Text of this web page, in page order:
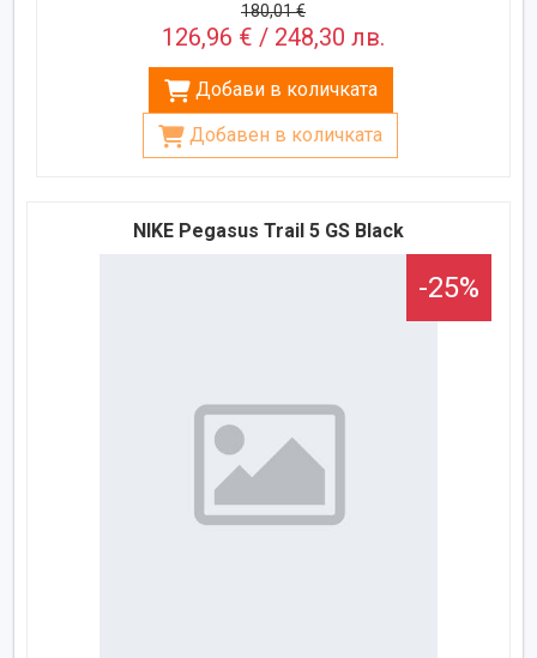
180,01 €
126,96 € / 248,30 лв.
Добави в количката
Добавен в количката
NIKE Pegasus Trail 5 GS Black
-25%